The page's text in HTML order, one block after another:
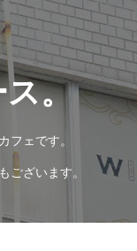
。
フェです。
ざいます。